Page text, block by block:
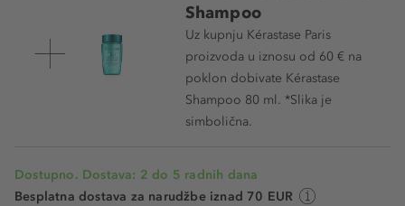
Shampoo
Uz kupnju Kérastase Paris
proizvoda u iznosu od 60 € na
poklon dobivate Kérastase
Shampoo 80 ml. *Slika je
simbolična.
Dostupno. Dostava: 2 do 5 radnih dana
Besplatna dostava za narudžbe iznad 70 EUR